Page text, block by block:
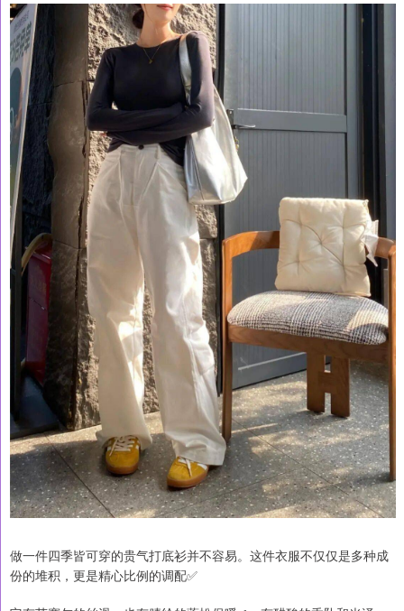
做一件四季皆可穿的贵气打底衫并不容易。这件衣服不仅仅是多种成
份的堆积，更是精心比例的调配✅